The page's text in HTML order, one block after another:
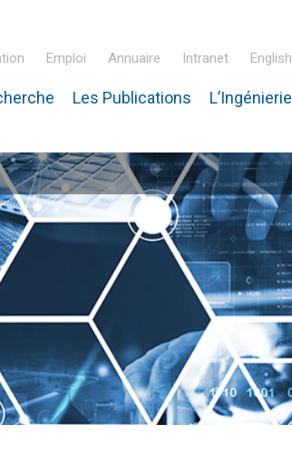
Emploi Annuaire Intranet English
Les Publications L’Ingénierie